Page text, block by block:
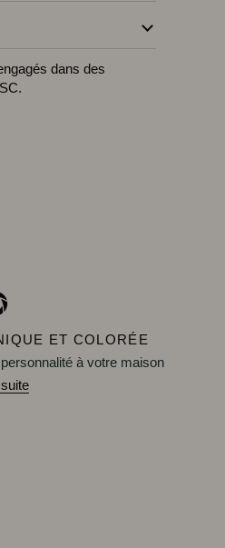
dans des
ET COLORÉE
à votre maison